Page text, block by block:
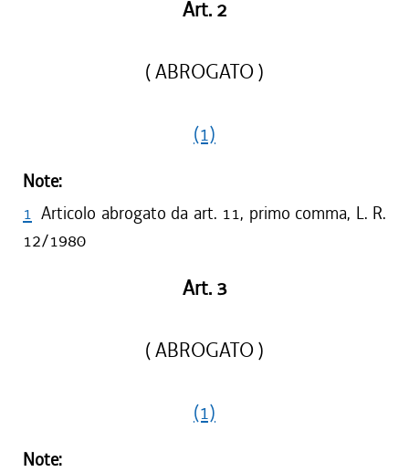
Art. 2
( ABROGATO )
(1)
Note:
1 Articolo abrogato da art. 11, primo comma, L. R.
12/1980
Art. 3
( ABROGATO )
(1)
Note: